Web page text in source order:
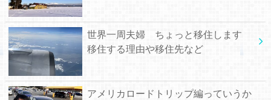
世界一周夫婦 ちょっと移住します
移住する理由や移住先など
アメリカロードトリップ編っていうか